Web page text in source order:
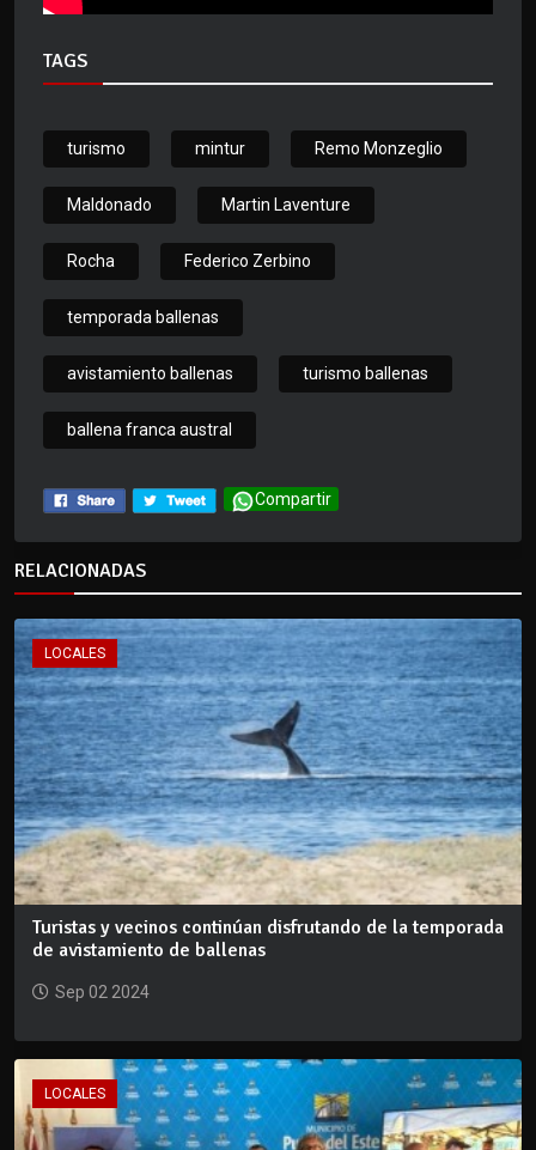
TAGS
turismo mintur Remo Monzeglio
Maldonado Martin Laventure
Rocha Federico Zerbino
temporada ballenas
avistamiento ballenas turismo ballenas
ballena franca austral
Compartir
RELACIONADAS
LOCALES
Turistas y vecinos continúan disfrutando de la temporada
de avistamiento de ballenas
Sep 02 2024
LOCALES